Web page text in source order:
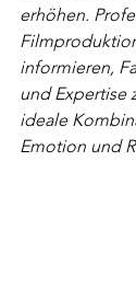
erhöhen.
informieren,
und Expertise
ideale
Emotion und